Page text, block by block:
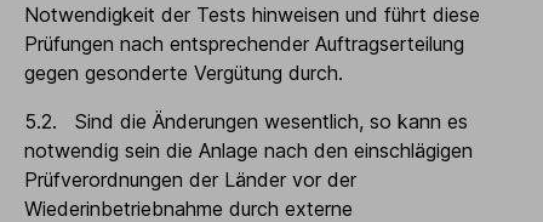
Notwendigkeit der Tests hinweisen und führt diese
Prüfungen nach entsprechender Auftragserteilung
gegen gesonderte Vergütung durch.
5.2. Sind die Änderungen wesentlich, so kann es
notwendig sein die Anlage nach den einschlägigen
Prüfverordnungen der Länder vor der
Wiederinbetriebnahme durch externe